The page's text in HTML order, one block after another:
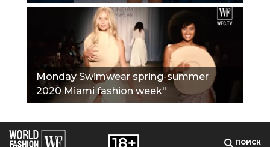
Monday Swimwear spring-summer
2020 Miami fashion week"
ПОИСК